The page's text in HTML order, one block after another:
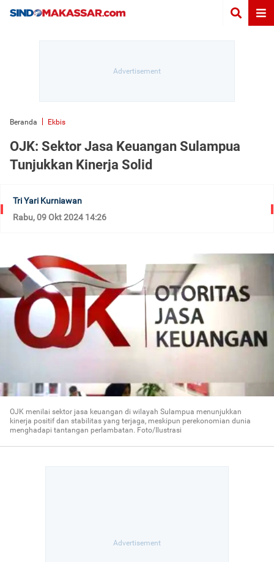
Beranda Ekbis
OJK: Sektor Jasa Keuangan Sulampua
Tunjukkan Kinerja Solid
Tri Yari Kurniawan
Rabu, 09 Okt 2024 14:26
OJK menilai sektor jasa keuangan di wilayah Sulampua menunjukkan
kinerja positif dan stabilitas yang terjaga, meskipun perekonomian dunia
menghadapi tantangan perlambatan. Foto/Ilustrasi